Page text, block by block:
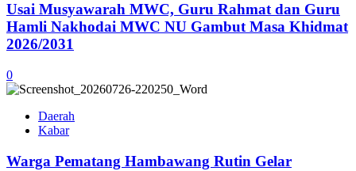
Usai Musyawarah MWC, Guru Rahmat dan Guru
Hamli Nakhodai MWC NU Gambut Masa Khidmat
2026/2031
0
Daerah
Kabar
Warga Pematang Hambawang Rutin Gelar